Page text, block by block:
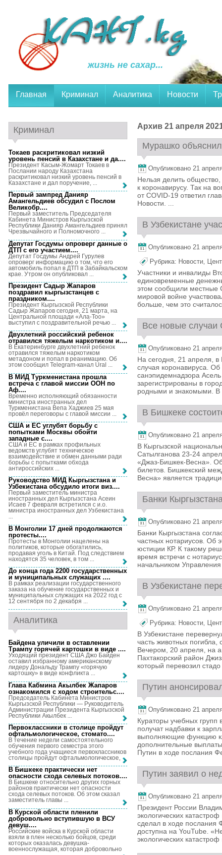
жизнь не сахар...
Главная Криминал Аналитика Новости
Архив 21 апреля
Мурашко
Опубликовано 21
Нельзя делить
к коронавирусу. Так на
от COVID-19 ответил
Новости. ...
В Узбекистане
Опубликовано 21
Рубрика: Новости,
Участники и инвалиды
единовременные
этом сообщили местные
мировой войне
больше, чем это
Все новые случаи
Опубликовано 21
На сегодня, 21 апреля, в
случая коронавируса.
санэпидемнадзора
зарегистрированы в
родными и знакомыми. В
В Бишкеке
Опубликовано 21
В Кыргызской
Сатылганова 23-24
«Джаз-Бишкек-Весна».
билетов. Бишкекский
Весна» является
Банки
Опубликовано 21
Банки Кыргызстана
частных нотариусов. Об
юстиции КР. К такому
время встречи с
начальником
В Узбекистане
Опубликовано 21
Рубрика: Новости,
В Узбекистане
часть животных
Вечером, 20 апреля, на
Пахтакорский район
который перевозил
Путин
Опубликовано 21
Кураторы учебных групп
получат надбавки к
выполняющие функцию
дополнительные
Путин в ходе послания
Путин заявил о
Опубликовано 21
Президент России
экологических
сделал в ходе послания
доступна на YouTube.
экологических
Криминал
Токаев раскритиковал низкий
уровень пенсий в Казахстане и да....
Президент Касым-Жомарт Токаев в
Послании народу Казахстана
раскритиковал низкий уровень пенсий в
Казахстане и дал поручение, ...
Первый зампред Данияр
Амангельдиев обсудил с Послом
Великобр....
Первый заместитель Председателя
Кабинета Министров Кыргызской
Республики Данияр Амангельдиев принял
Чрезвычайного и Полномочного ...
Депутат Госдумы опроверг данные о
ДТП с его участием....
Депутат Госдумы Андрей Гурулев
опроверг информацию о том, что его
автомобиль попал в ДТП в Забайкальском
крае. Утром он опубликовал ...
Президент Садыр Жапаров
поздравил кыргызстанцев с
праздником....
Президент Кыргызской Республики
Садыр Жапаров сегодня, 21 марта, на
Центральной площади «Ала-Тоо»
выступил с поздравительной речью ...
Двухлетний российский ребенок
отравился тяжелым наркотиком и....
В Екатеринбурге двухлетний ребенок
отравился тяжелым наркотиком
метадоном и попал в реанимацию. Об
этом сообщил Telegram-канал Ural ...
В МИД Туркменистана прошла
встреча с главой миссии ООН по
Аф....
Временно исполняющий обязанности
министра иностранных дел
Туркменистана Вепа Хаджиев 25 мая
провёл переговоры с главой миссии ...
США и ЕС углубят борьбу с
попытками Москвы обойти
западные с....
США и ЕС в рамках профильных
ведомств углубят техническое
взаимодействие и обмен данными ради
борьбы с попытками обхода
антироссийских ...
Руководство МИД Кыргызстана и
Узбекистана обсудило итоги виз....
Первый заместитель министра
иностранных дел Кыргызстана Асеин
Исаев 7 февраля встретился с и.о.
министра иностранных дел Узбекистана
...
В Монголии 17 дней продолжаются
протесты....
Протесты в Монголии нацелены на
политиков, которые обогатились,
продавая уголь в Китай. Под следствием
находятся 35 человек, в том ...
До конца года 2200 государственных
и муниципальных служащих ....
В рамках реализации государственного
заказа на обучение государственных и
муниципальных служащих на 2022 год с
12 сентября по 2 декабря ...
Аналитика
Байдена уличили в оставлении
Трампу горячей картошки в виде ....
Уходящий президент США Джо Байден
оставил избранному американскому
лидеру Дональду Трампу «горячую
картошку» в виде конфликта ...
Глава Кабмина Акылбек Жапаров
ознакомился с ходом строительс....
Председатель Кабинета Министров
Кыргызской Республики — Руководитель
Администрации Президента Кыргызской
Республики Акылбек ...
Первоклассники в столице пройдут
офтальмологическое, стомато....
В течение недели самостоятельного
обучения первого семестра этого
учебного года учащиеся первоклассников
столицы пройдут офтальмологическое, ...
В Бишкеке практически нет
опасности схода селевых потоков....
В Бишкеке относительно других горных
районов практически нет опасности
схода селевых потоков. Об этом сказал
заместитель главы ...
В Курской области пленили
добровольно вступившую в ВСУ
девуш....
Российские войска в Курской области
взяли в плен несколько бойцов, среди
которых оказалась девушка-
военнослужащая, которая добровольно